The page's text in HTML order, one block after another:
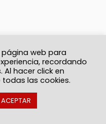
página web para
recordando
Al hacer click en
las cookies.
ACEPTAR